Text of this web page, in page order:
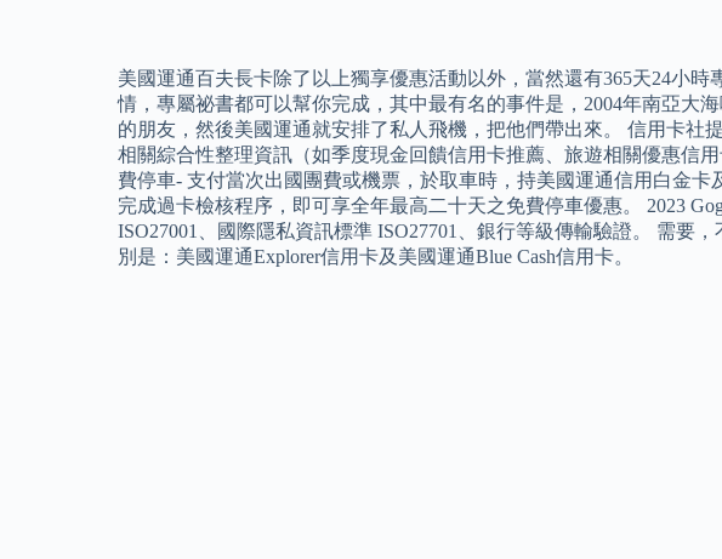
美國運通百夫長卡除了以上獨享優惠活動以外，當然還有365天24小
情，專屬祕書都可以幫你完成，其中最有名的事件是，2004年南亞大
的朋友，然後美國運通就安排了私人飛機，把他們帶出來。 信用卡社
相關綜合性整理資訊（如季度現金回饋信用卡推薦、旅遊相關優惠信
費停車- 支付當次出國團費或機票，於取車時，持美國運通信用白金卡
完成過卡檢核程序，即可享全年最高二十天之免費停車優惠。 2023
ISO27001、國際隱私資訊標準 ISO27701、銀行等級傳輸驗證。 需要
別是：美國運通Explorer信用卡及美國運通Blue Cash信用卡。